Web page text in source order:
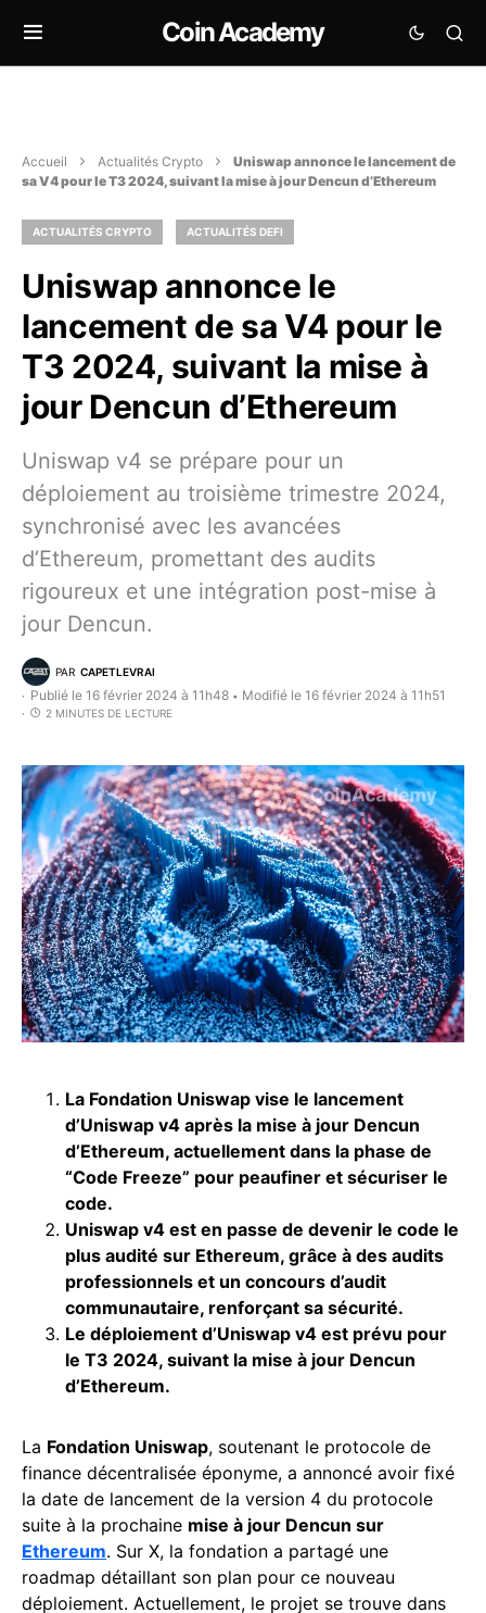
Coin Academy
Accueil Actualités Crypto
Uniswap annonce le lancement de
sa V4 pour le T3 2024, suivant la mise à jour Dencun d’Ethereum
ACTUALITÉS CRYPTO ACTUALITÉS DEFI
Uniswap annonce le
lancement de sa V4 pour le
T3 2024, suivant la mise à
jour Dencun d’Ethereum
Uniswap v4 se prépare pour un
déploiement au troisième trimestre 2024,
synchronisé avec les avancées
d’Ethereum, promettant des audits
rigoureux et une intégration post-mise à
jour Dencun.
PAR CAPETLEVRAI
Publié le 16 février 2024 à 11h48 • Modifié le 16 février 2024 à 11h51
2 MINUTES DE LECTURE
La Fondation Uniswap vise le lancement
d’Uniswap v4 après la mise à jour Dencun
d’Ethereum, actuellement dans la phase de
“Code Freeze” pour peaufiner et sécuriser le
code.
Uniswap v4 est en passe de devenir le code le
plus audité sur Ethereum, grâce à des audits
professionnels et un concours d’audit
communautaire, renforçant sa sécurité.
Le déploiement d’Uniswap v4 est prévu pour
le T3 2024, suivant la mise à jour Dencun
d’Ethereum.
La Fondation Uniswap, soutenant le protocole de
finance décentralisée éponyme, a annoncé avoir fixé
la date de lancement de la version 4 du protocole
suite à la prochaine mise à jour Dencun sur
Ethereum. Sur X, la fondation a partagé une
roadmap détaillant son plan pour ce nouveau
déploiement. Actuellement, le projet se trouve dans